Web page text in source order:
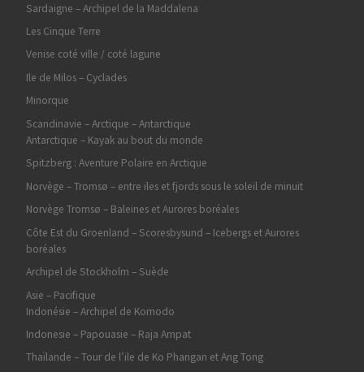
Sardaigne – Archipel de la Maddalena
Les Cinque Terre
Venise coté ville / coté lagune
Ile de Milos – Cyclades
Minorque
Scandinavie – Arctique – Antarctique
Antarctique – Kayak au bout du monde
Spitzberg : Aventure Polaire en Arctique
Norvège – Tromsø – entre iles et fjords sous le soleil de minuit
Norvège Tromsø – Baleines et Aurores boréales
Côte Est du Groenland – Scoresbysund – Icebergs et Aurores
boréales
Archipel de Stockholm – Suède
Asie – Pacifique
Indonésie – Archipel de Komodo
Indonesie – Papouasie – Raja Ampat
Thaïlande – Tour de l’ile de Ko Phangan et Ang Tong